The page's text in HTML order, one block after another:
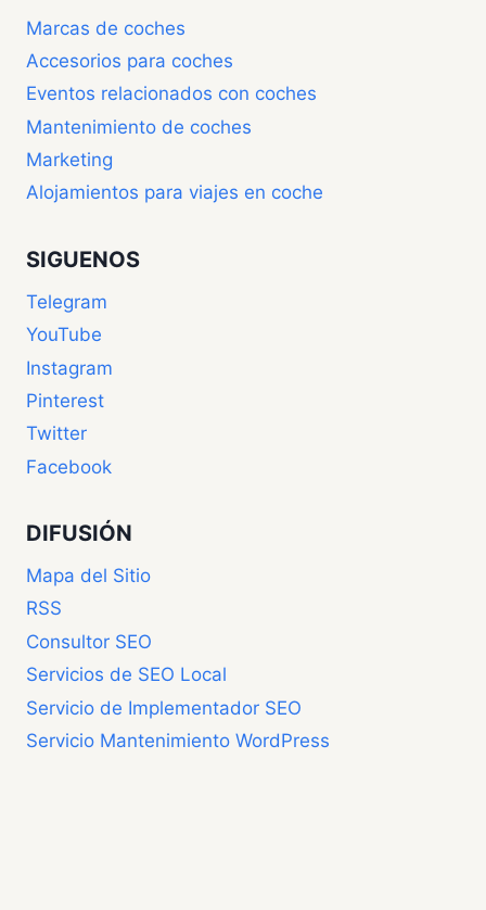
Marcas de coches
Accesorios para coches
Eventos relacionados con coches
Mantenimiento de coches
Marketing
Alojamientos para viajes en coche
SIGUENOS
Telegram
YouTube
Instagram
Pinterest
Twitter
Facebook
DIFUSIÓN
Mapa del Sitio
RSS
Consultor SEO
Servicios de SEO Local
Servicio de Implementador SEO
Servicio Mantenimiento WordPress